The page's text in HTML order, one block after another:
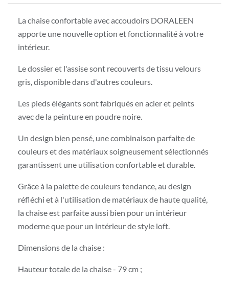
La chaise confortable avec accoudoirs DORALEEN
apporte une nouvelle option et fonctionnalité à votre
intérieur.
Le dossier et l'assise sont recouverts de tissu velours
gris, disponible dans d'autres couleurs.
Les pieds élégants sont fabriqués en acier et peints
avec de la peinture en poudre noire.
Un design bien pensé, une combinaison parfaite de
couleurs et des matériaux soigneusement sélectionnés
garantissent une utilisation confortable et durable.
Grâce à la palette de couleurs tendance, au design
réfléchi et à l'utilisation de matériaux de haute qualité,
la chaise est parfaite aussi bien pour un intérieur
moderne que pour un intérieur de style loft.
Dimensions de la chaise :
Hauteur totale de la chaise - 79 cm ;